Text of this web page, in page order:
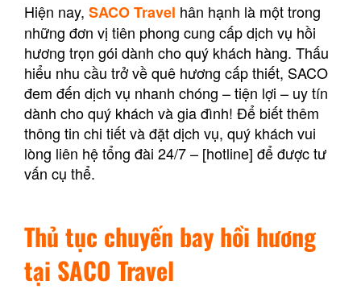
Hiện nay, SACO Travel hân hạnh là một trong
những đơn vị tiên phong cung cấp dịch vụ hồi
hương trọn gói dành cho quý khách hàng. Thấu
hiểu nhu cầu trở về quê hương cấp thiết, SACO
đem đến dịch vụ nhanh chóng – tiện lợi – uy tín
dành cho quý khách và gia đình! Để biết thêm
thông tin chi tiết và đặt dịch vụ, quý khách vui
lòng liên hệ tổng đài 24/7 – [hotline] để được tư
vấn cụ thể.
Thủ tục chuyến bay hồi hương
tại SACO Travel